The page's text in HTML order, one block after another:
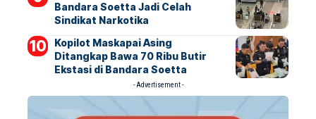
Bandara Soetta Jadi Celah
Sindikat Narkotika
Kopilot Maskapai Asing
Ditangkap Bawa 70 Ribu Butir
Ekstasi di Bandara Soetta
- Advertisement -